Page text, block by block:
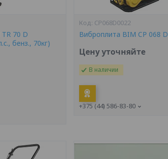
70 D
бенз., 70кг)
CP068D0022
Виброплита BIM CP 068 D
Цену уточняйте
В наличии
+375 (44) 586-83-80